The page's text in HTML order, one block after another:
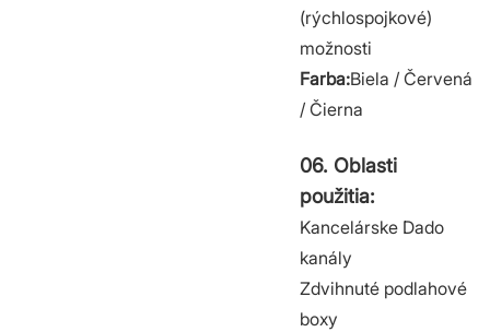
(rýchlospojkové)
možnosti
Farba:Biela / Červená
/ Čierna
06. Oblasti
použitia:
Kancelárske Dado
kanály
Zdvihnuté podlahové
boxy